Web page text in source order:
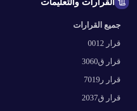
القرارات والتعليمات
جميع القرارات
قرار 0012
قرار ق3060
قرار ر7019
قرار ق2037